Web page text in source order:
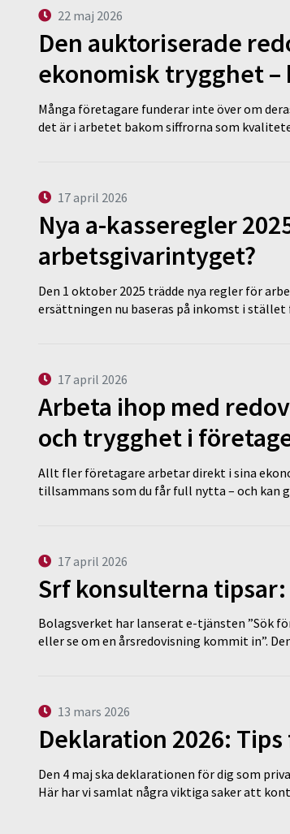
22 maj 2026
Den auktoriserade
ekonomisk trygghet –
Många företagare funderar inte över om
det är i arbetet bakom siffrorna som
17 april 2026
Nya a-kasseregler
arbetsgivarintyget?
Den 1 oktober 2025 trädde nya regler för
ersättningen nu baseras på inkomst i
17 april 2026
Arbeta ihop med
och trygghet i
Allt fler företagare arbetar direkt i sina
tillsammans som du får full nytta – och
17 april 2026
Srf konsulterna
Bolagsverket har lanserat e-tjänsten ”Sök
eller se om en årsredovisning kommit in”.
13 mars 2026
Deklaration 2026:
Den 4 maj ska deklarationen för dig som
Här har vi samlat några viktiga saker att